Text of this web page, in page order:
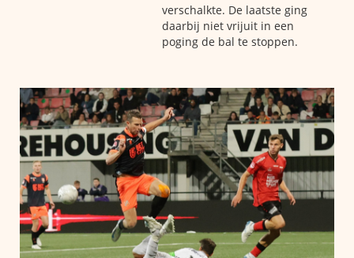
verschalkte. De laatste ging
daarbij niet vrijuit in een
poging de bal te stoppen.